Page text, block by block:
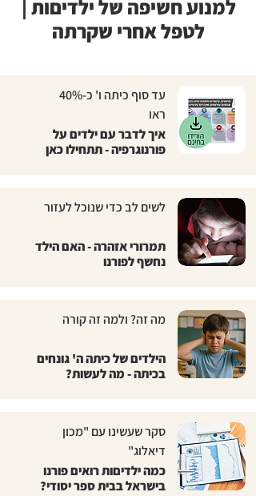
למנוע חשיפה של ילדיםות |
לטפל אחרי שקרתה
עד סוף כיתה ו' כ-40%
ראו
איך לדבר עם ילדים על
פורנוגרפיה - תתחילו כאן
לשים לב כדי שנוכל לעזור
תמרורי אזהרה - האם הילד
נחשף לפורנו
מה זה? ולמה זה קורה
הילדים של כיתה ה' גונחים
בכיתה - מה לעשות?
סקר שעשינו עם "מכון
דיאלוג"
כמה ילדיםות רואים פורנו
בישראל בבית ספר יסודי?